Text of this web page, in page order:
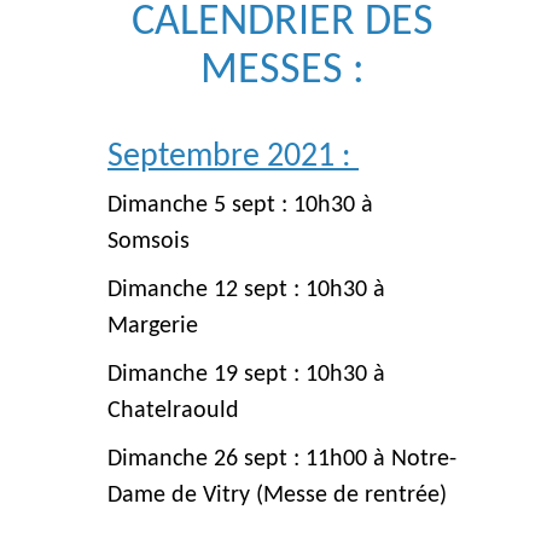
CALENDRIER DES
MESSES :
Septembre 2021 :
Dimanche 5 sept : 10h30 à
Somsois
Dimanche 12 sept : 10h30 à
Margerie
Dimanche 19 sept : 10h30 à
Chatelraould
Dimanche 26 sept : 11h00 à Notre-
Dame de Vitry (Messe de rentrée)